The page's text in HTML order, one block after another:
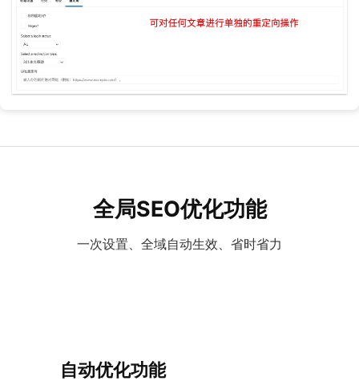
全局SEO优化功能
一次设置、全域自动生效、省时省力
自动优化功能